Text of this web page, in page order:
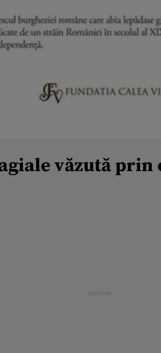
văzută